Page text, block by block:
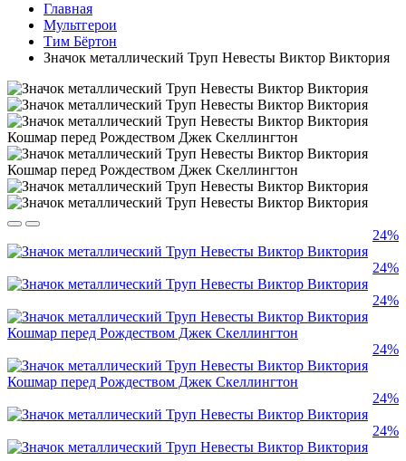
Главная
Мультгерои
Тим Бёртон
Значок металлический Труп Невесты Виктор Виктория
24%
24%
24%
24%
24%
24%